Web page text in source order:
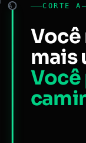
A CORTE
Você
mais
Você